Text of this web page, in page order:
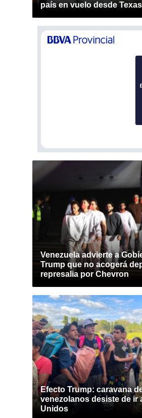
país en vuelo desde Texas
Venezuela advierte a
Trump que no acogerá
represalia por Chevron
Efecto Trump: caravana
venezolanos desiste de ir
Unidos